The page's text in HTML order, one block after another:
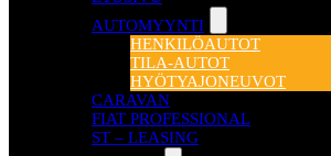
AUTOMYYNTI
HENKILÖAUTOT
TILA-AUTOT
HYÖTYAJONEUVOT
CARAVAN
FIAT PROFESSIONAL
ST – LEASING